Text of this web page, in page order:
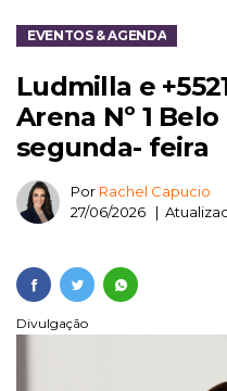
EVENTOS & AGENDA
Ludmilla e
Arena Nº 1
segunda- feira
Por Rachel Capucio
27/06/2026 |
Divulgação